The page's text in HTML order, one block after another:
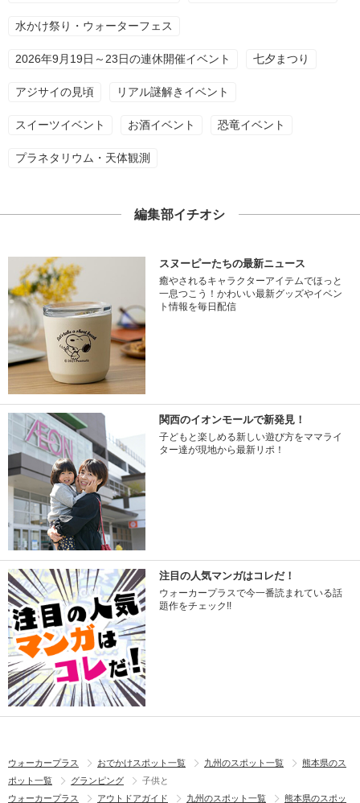
水かけ祭り・ウォーターフェス
2026年9月19日～23日の連休開催イベント 七夕まつり
アジサイの見頃 リアル謎解きイベント
スイーツイベント お酒イベント 恐竜イベント
プラネタリウム・天体観測
編集部イチオシ
スヌーピーたちの最新ニュース
癒やされるキャラクターアイテムでほっと
一息つこう！かわいい最新グッズやイベン
ト情報を毎日配信
関西のイオンモールで新発見！
子どもと楽しめる新しい遊び方をママライ
ター達が現地から最新リポ！
注目の人気マンガはコレだ！
ウォーカープラスで今一番読まれている話
題作をチェック!!
ウォーカープラス おでかけスポット一覧 九州のスポット一覧
熊本県のス
ポット一覧
グランピング
子供と
ウォーカープラス
アウトドアガイド 九州のスポット一覧
熊本県のスポッ